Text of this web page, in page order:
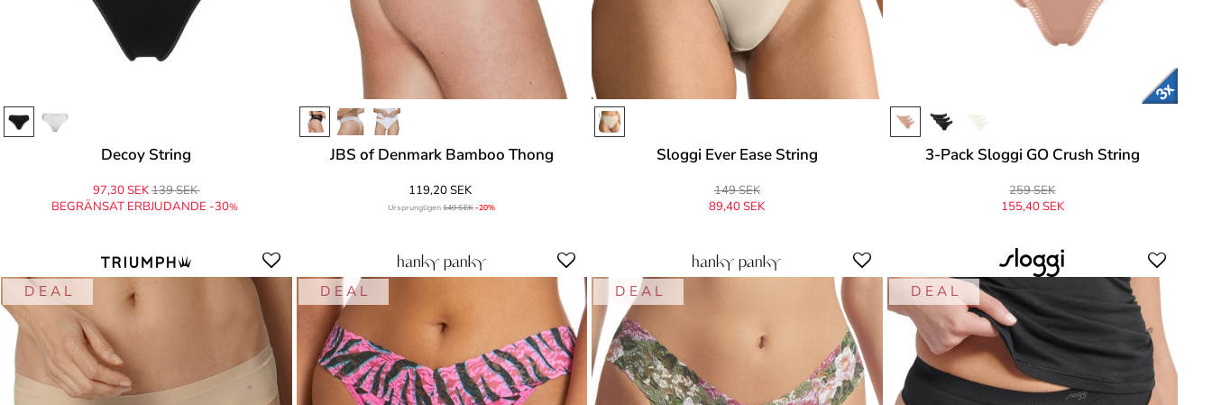
Decoy String
97,30 SEK139 SEK
BEGRÄNSAT ERBJUDANDE -30%
JBS of Denmark Bamboo Thong
119,20 SEK
Ursprungligen149 SEK-20%
Sloggi Ever Ease String
149 SEK
89,40 SEK
3-Pack Sloggi GO Crush String
259 SEK
155,40 SEK
D E A L D E A L D E A L D E A L